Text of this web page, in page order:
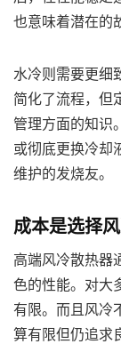
也意味着潜在的
水冷则需要更细
简化了流程，但
管理方面的知识
或彻底更换冷却
维护的发烧友。
成本是选择
高端风冷散热器
色的性能。对大
有限。而且风冷
算有限但仍追求